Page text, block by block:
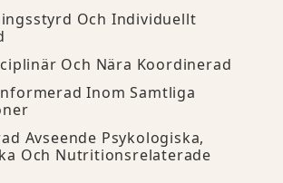
Och Individuellt
Och Nära Koordinerad
Inom Samtliga
Avseende Psykologiska,
Och Nutritionsrelaterade